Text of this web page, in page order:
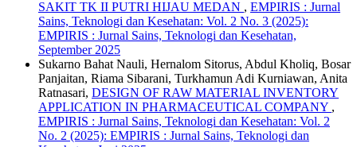
SAKIT TK II PUTRI HIJAU MEDAN , EMPIRIS : Jurnal
Sains, Teknologi dan Kesehatan: Vol. 2 No. 3 (2025):
EMPIRIS : Jurnal Sains, Teknologi dan Kesehatan,
September 2025
Sukarno Bahat Nauli, Hernalom Sitorus, Abdul Kholiq, Bosar
Panjaitan, Riama Sibarani, Turkhamun Adi Kurniawan, Anita
Ratnasari, DESIGN OF RAW MATERIAL INVENTORY
APPLICATION IN PHARMACEUTICAL COMPANY ,
EMPIRIS : Jurnal Sains, Teknologi dan Kesehatan: Vol. 2
No. 2 (2025): EMPIRIS : Jurnal Sains, Teknologi dan